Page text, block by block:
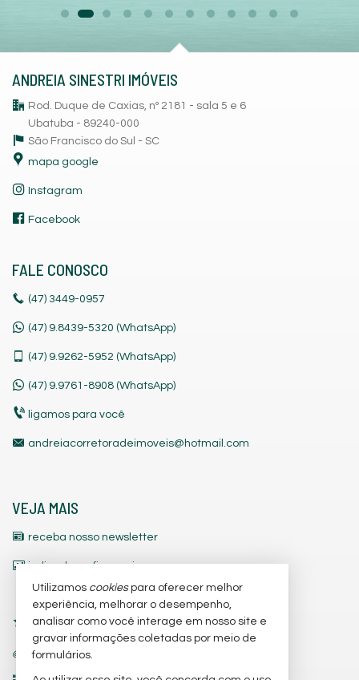
ANDREIA SINESTRI IMÓVEIS
Rod. Duque de Caxias, nº 2181 - sala 5 e 6
Ubatuba - 89240-000
São Francisco do Sul - SC
mapa google
Instagram
Facebook
FALE CONOSCO
(47) 3449-0957
(47) 9.8439-5320 (WhatsApp)
(47) 9.9262-5952 (WhatsApp)
(47) 9.9761-8908 (WhatsApp)
ligamos para você
andreiacorretoradeimoveis@hotmail.com
VEJA MAIS
receba nosso newsletter
indicadores financeiros
cadastre seu imóvel
imóveis favoritos
trabalhe conosco
Utilizamos cookiespara oferecer melhor
experiência, melhorar o desempenho,
analisar como você interage em nosso site e
gravar informações coletadas por meio de
formulários.